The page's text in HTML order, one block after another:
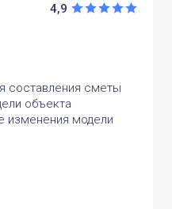
4,9
составления сметы
объекта
изменения модели